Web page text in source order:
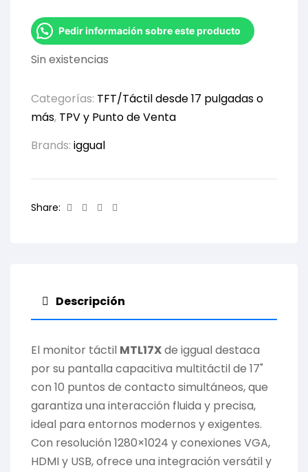
Pedir información sobre este producto
Sin existencias
Categorías: TFT/Táctil desde 17 pulgadas o
más, TPV y Punto de Venta
Brands: iggual
Share: Facebook
TwitterLinkedin
Descripción
El monitor táctil MTL17Xde iggual destaca
por su pantalla capacitiva multitáctil de 17"
con 10 puntos de contacto simultáneos, que
garantiza una interacción fluida y precisa,
ideal para entornos modernos y exigentes.
Con resolución 1280×1024 y conexiones VGA,
HDMI y USB, ofrece una integración versátil y